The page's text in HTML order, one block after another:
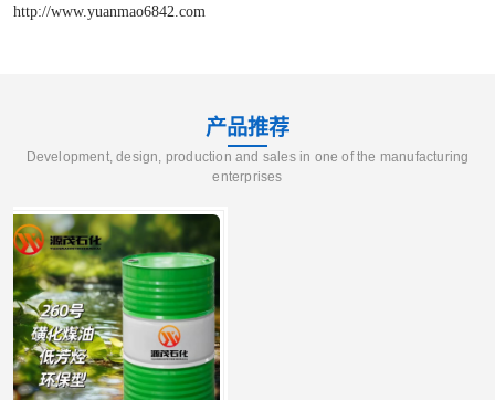
http://www.yuanmao6842.com
产品推荐
Development, design, production and sales in one of the manufacturing
enterprises